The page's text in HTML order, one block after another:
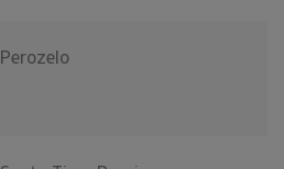
Perozelo